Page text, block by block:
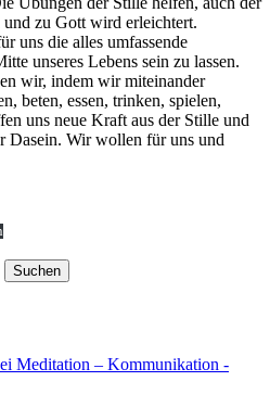
und zu Gott wird erleichtert.
uns die alles umfassende
unseres Lebens sein zu lassen.
wir, indem wir miteinander
beten, essen, trinken, spielen,
uns neue Kraft aus der Stille und
Dasein. Wir wollen für uns und
Suchen
Meditation – Kommunikation -